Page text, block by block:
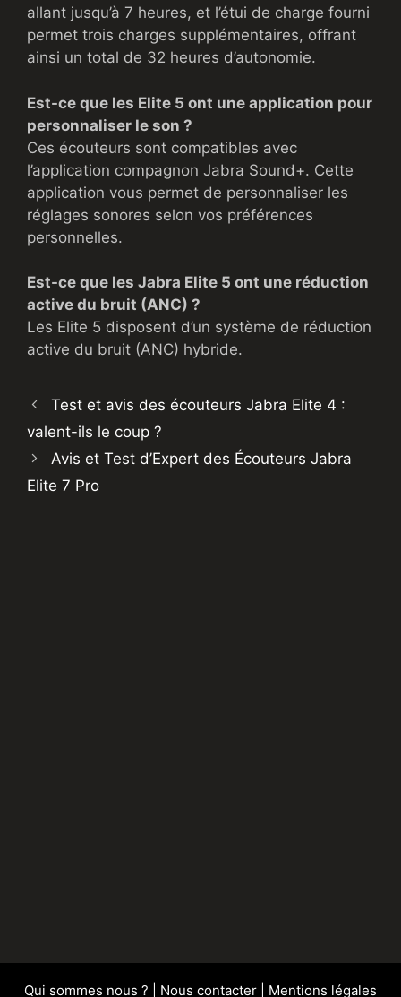
allant jusqu’à 7 heures, et l’étui de charge fourni
permet trois charges supplémentaires, offrant
ainsi un total de 32 heures d’autonomie.
Est-ce que les Elite 5 ont une application pour
personnaliser le son ?
Ces écouteurs sont compatibles avec
l’application compagnon Jabra Sound+. Cette
application vous permet de personnaliser les
réglages sonores selon vos préférences
personnelles.
Est-ce que les Jabra Elite 5 ont une réduction
active du bruit (ANC) ?
Les Elite 5 disposent d’un système de réduction
active du bruit (ANC) hybride.
Test et avis des écouteurs Jabra Elite 4 :
valent-ils le coup ?
Avis et Test d’Expert des Écouteurs Jabra
Elite 7 Pro
Qui sommes nous ? Nous contacter Mentions légales